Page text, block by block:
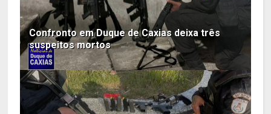
Confronto em Duque de Caxias deixa três
suspeitos mortos